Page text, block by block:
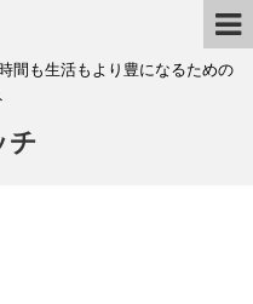
間も生活もより豊になるための
チ